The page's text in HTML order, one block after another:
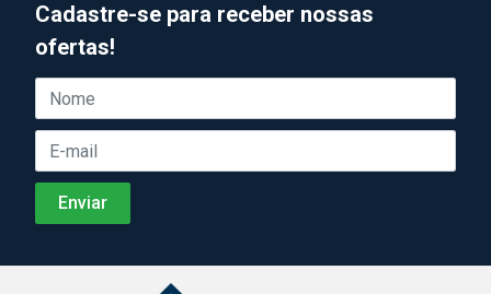
Cadastre-se para receber nossas
ofertas!